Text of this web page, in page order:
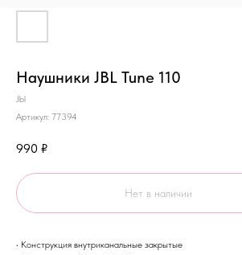
Наушники JBL Tune 110
Jbl
Артикул: 77394
990 ₽
Нет в наличии
• Конструкция внутриканальные закрытые